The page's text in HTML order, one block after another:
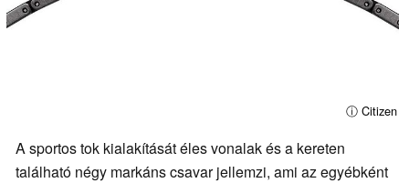
ⓘ Citizen
A sportos tok kialakítását éles vonalak és a kereten
található négy markáns csavar jellemzi, ami az egyébként